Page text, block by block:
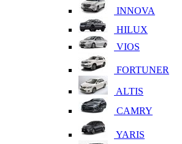
INNOVA
HILUX
VIOS
FORTUNER
ALTIS
CAMRY
YARIS